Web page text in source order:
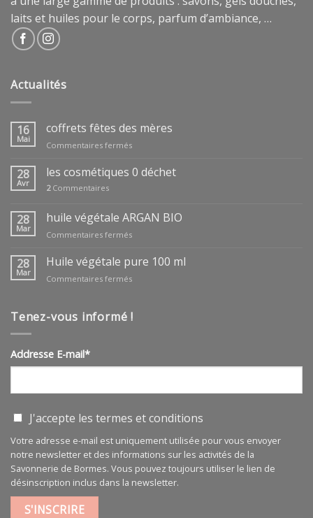
laits et huiles pour le corps, parfum d’ambiance, …
Actualités
16
Mai
coffrets fêtes des mères
Commentaires ferméssur
fêtes
des
28
Avr
les cosmétiques 0 déchet
2Commentaires
28
Mar
huile végétale ARGAN BIO
Commentaires ferméssur
végétale
ARGAN
BIO
28
Mar
Huile végétale pure 100 ml
Commentaires ferméssur
pure
Tenez-vous informé !
Addresse E-mail*
J'accepte les termes et conditions
Votre adresse e-mail est uniquement utilisée pour vous envoyer
notre newsletter et des informations sur les activités de la
Savonnerie de Bormes. Vous pouvez toujours utiliser le lien de
désinscription inclus dans la newsletter.